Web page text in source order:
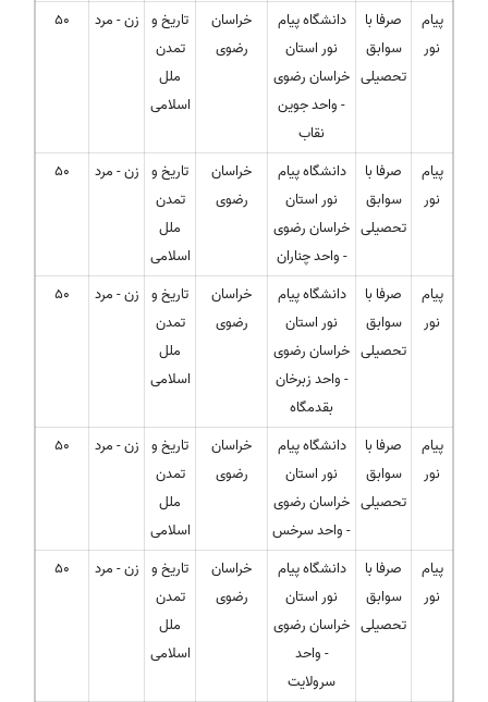
پیام
نور
صرفا با
سوابق
تحصیلی
دانشگاه پیام
نور استان
خراسان رضوی
- واحد جوین
نقاب
خراسان
رضوی
تاریخ و
تمدن
ملل
اسلامی
زن - مرد 50
پیام
نور
صرفا با
سوابق
تحصیلی
دانشگاه پیام
نور استان
خراسان رضوی
- واحد چناران
خراسان
رضوی
تاریخ و
تمدن
ملل
اسلامی
زن - مرد 50
پیام
نور
صرفا با
سوابق
تحصیلی
دانشگاه پیام
نور استان
خراسان رضوی
- واحد زبرخان
بقدمگاه
خراسان
رضوی
تاریخ و
تمدن
ملل
اسلامی
زن - مرد 50
پیام
نور
صرفا با
سوابق
تحصیلی
دانشگاه پیام
نور استان
خراسان رضوی
- واحد سرخس
خراسان
رضوی
تاریخ و
تمدن
ملل
اسلامی
زن - مرد 50
پیام
نور
صرفا با
سوابق
تحصیلی
دانشگاه پیام
نور استان
خراسان رضوی
- واحد
سرولایت
خراسان
رضوی
تاریخ و
تمدن
ملل
اسلامی
زن - مرد 50